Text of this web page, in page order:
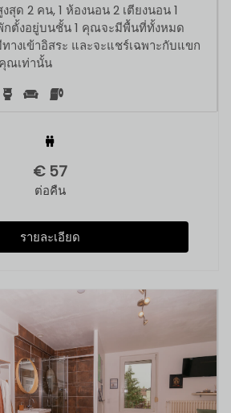
สุด 2 คน, 1 ห้องนอน 2 เตียงนอน 1
กตั้งอยู่บนชั้น 1 คุณจะมีพื้นที่ทั้งหมด
างเข้าอิสระ และจะแชร์เฉพาะกับแขก
ณเท่านั้น
€ 57
ต่อคืน
รายละเอียด